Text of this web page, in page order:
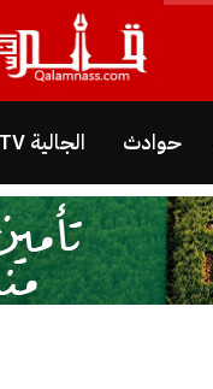
حوادث الجالية TV